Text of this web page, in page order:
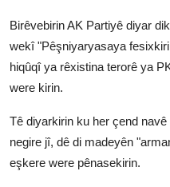
Birêvebirin AK Partiyê diyar
wekî "Pêşniyaryasaya
hiqûqî ya rêxistina terorê ya
were kirin.
Tê diyarkirin ku her çend
negire jî, dê di madeyên
eşkere were pênasekirin.